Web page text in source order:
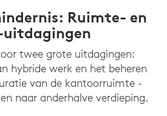
Ruimte- en
twee grote uitdagingen:
hybride werk en het beheren
van de kantoorruimte -
naar anderhalve verdieping.